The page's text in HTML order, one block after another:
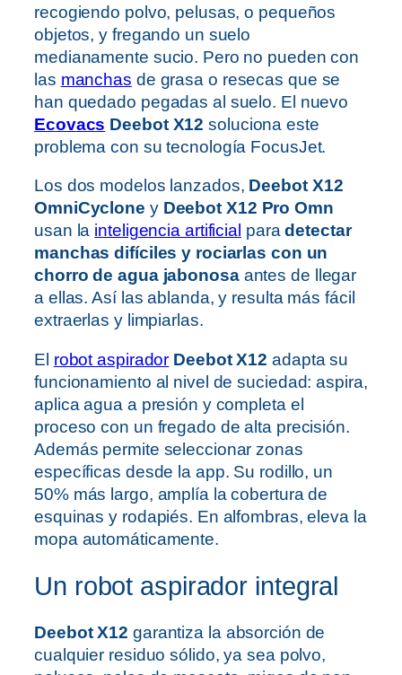
recogiendo polvo, pelusas, o pequeños
objetos, y fregando un suelo
medianamente sucio. Pero no pueden con
las manchas de grasa o resecas que se
han quedado pegadas al suelo. El nuevo
Ecovacs Deebot X12 soluciona este
problema con su tecnología FocusJet.
Los dos modelos lanzados, Deebot X12
OmniCyclone y Deebot X12 Pro Omn
usan la inteligencia artificial paradetectar
manchas difíciles y rociarlas con un
chorro de agua jabonosaantes de llegar
a ellas. Así las ablanda, y resulta más fácil
extraerlas y limpiarlas.
El robot aspirador Deebot X12 adapta su
funcionamiento al nivel de suciedad: aspira,
aplica agua a presión y completa el
proceso con un fregado de alta precisión.
Además permite seleccionar zonas
específicas desde la app. Su rodillo, un
50% más largo, amplía la cobertura de
esquinas y rodapiés. En alfombras, eleva la
mopa automáticamente.
Un robot aspirador integral
Deebot X12 garantiza la absorción de
cualquier residuo sólido, ya sea polvo,